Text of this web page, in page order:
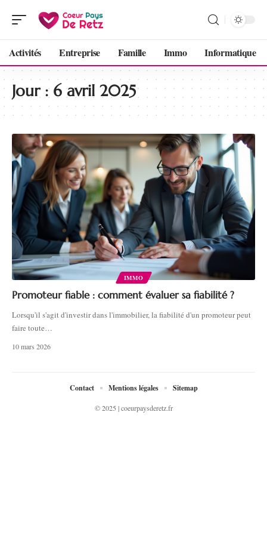
Activités Entreprise Famille Immo Informatique
Jour : 6 avril 2025
IMMO
Promoteur fiable : comment évaluer sa fiabilité ?
Lorsqu'il s'agit d'investir dans l'immobilier, la fiabilité d'un promoteur peut
faire toute…
10 mars 2026
© 2025 | coeurpaysderetz.fr
Contact Mentions légales Sitemap